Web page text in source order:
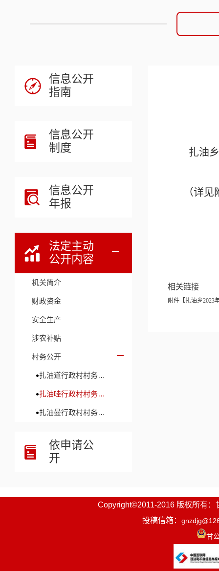
信息公开
指南
信息公开
制度
信息公开
年报
法定主动
公开内容
机关简介
财政资金
安全生产
涉农补贴
村务公开
扎油道行政村村务公开
扎油哇行政村村务公开
扎油曼行政村村务公开
依申请公
开
扎油乡
（详
相关链接
附件【扎油乡2023
Copyright©2011-2016 版权所有：
投稿信箱：
甘